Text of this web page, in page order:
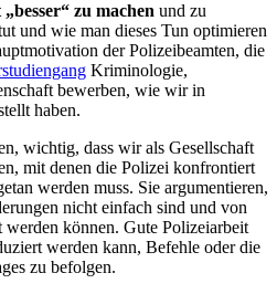
zu machen und zu
und wie man dieses Tun optimieren
der Polizeibeamten, die
Kriminologie,
bewerben, wie wir in
haben.
wichtig, dass wir als Gesellschaft
mit denen die Polizei konfrontiert
werden muss. Sie argumentieren,
nicht einfach sind und von
können. Gute Polizeiarbeit
werden kann, Befehle oder die
zu befolgen.